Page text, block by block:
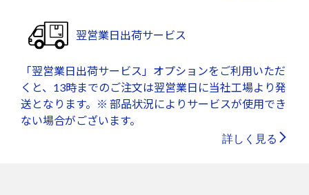
翌営業日出荷サービス
「翌営業日出荷サービス」オプションをご利用いただ
くと、13時までのご注文は翌営業日に当社工場より発
送となります。※ 部品状況によりサービスが使用でき
ない場合がございます。
詳しく見る